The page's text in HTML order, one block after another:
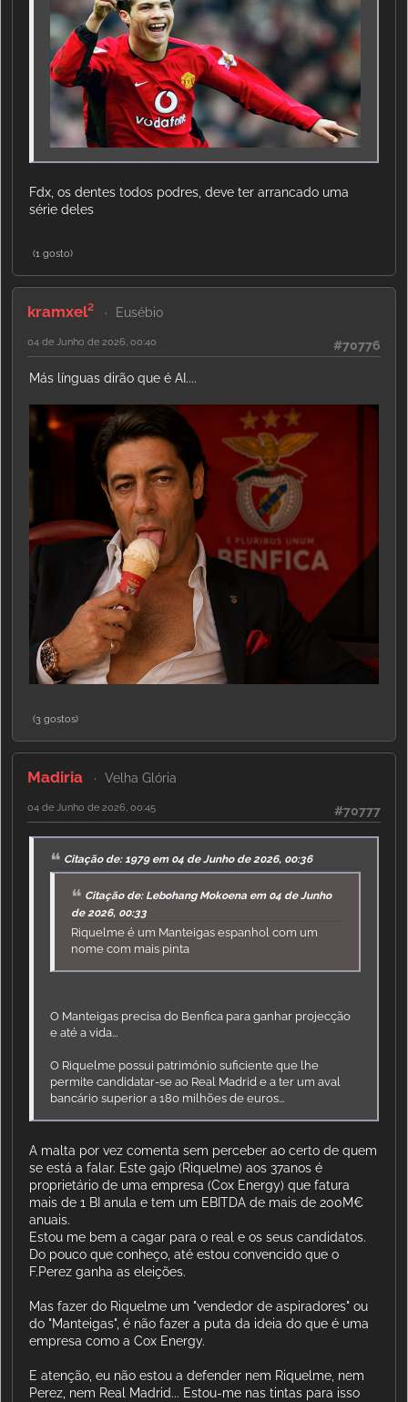
Fdx, os dentes todos podres, deve ter arrancado uma
série deles
(1 gosto)
kramxel² Eusébio
#70776
04 de Junho de 2026, 00:40
Más línguas dirão que é AI....
(3 gostos)
Madiria Velha Glória
#70777
04 de Junho de 2026, 00:45
Citação de: 1979 em 04 de Junho de 2026, 00:36
Citação de: Lebohang Mokoena em 04 de Junho
de 2026, 00:33
Riquelme é um Manteigas espanhol com um
nome com mais pinta
O Manteigas precisa do Benfica para ganhar projecção
e até a vida...
O Riquelme possui património suficiente que lhe
permite candidatar-se ao Real Madrid e a ter um aval
bancário superior a 180 milhões de euros...
A malta por vez comenta sem perceber ao certo de quem
se está a falar. Este gajo (Riquelme) aos 37anos é
proprietário de uma empresa (Cox Energy) que fatura
mais de 1 BI anula e tem um EBITDA de mais de 200M€
anuais.
Estou me bem a cagar para o real e os seus candidatos.
Do pouco que conheço, até estou convencido que o
F.Perez ganha as eleições.
Mas fazer do Riquelme um "vendedor de aspiradores" ou
do "Manteigas", é não fazer a puta da ideia do que é uma
empresa como a Cox Energy.
E atenção, eu não estou a defender nem Riquelme, nem
Perez, nem Real Madrid... Estou-me nas tintas para isso